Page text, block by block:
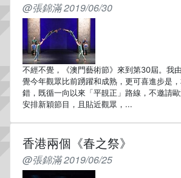
@張錦滿 2019/06/30
不經不覺，《澳門藝術節》來到第30屆。我
覺今年觀眾比前踴躍和成熟，更可喜進步是
錯，既循一向以來「平靚正」路線，不邀請
安排新穎節目，且貼近觀眾，...
香港兩個《春之祭》
@張錦滿 2019/06/25